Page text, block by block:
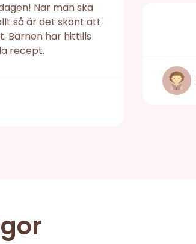
När man ska
så är det skönt att
Barnen har hittills
recept.